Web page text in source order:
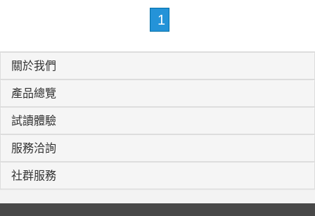
1
關於我們
產品總覽
試讀體驗
服務洽詢
社群服務